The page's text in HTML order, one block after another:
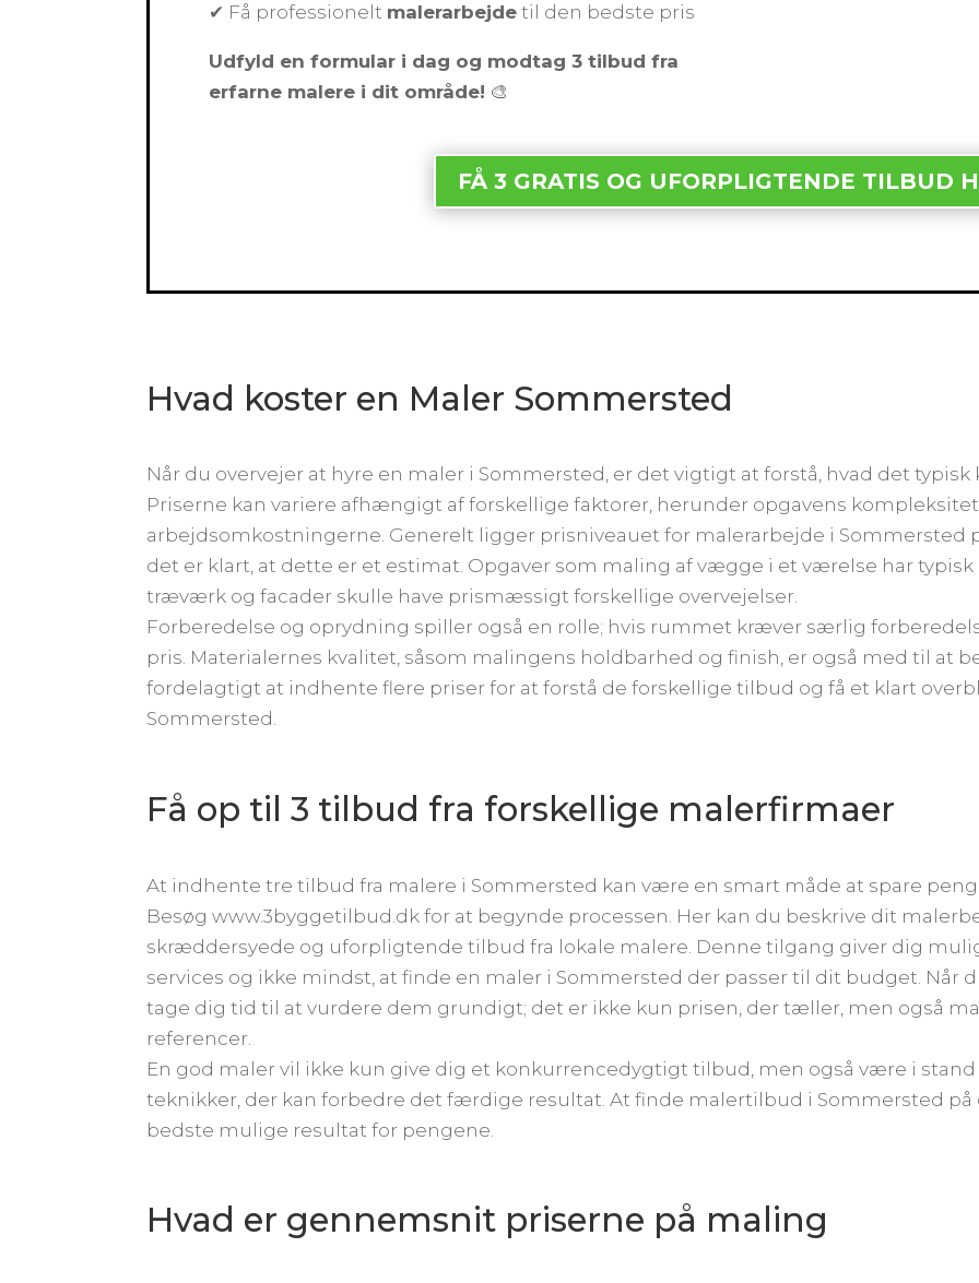
✔ Få professionelt malerarbejdetil den bedste pris
Udfyld en formular i dag og modtag 3 tilbud fra
erfarne malere i dit område! 🎨
FÅ 3 GRATIS OG UFORPLIGTENDE TILBUD
Hvad koster en Maler Sommersted
Når du overvejer at hyre en maler i Sommersted, er det vigtigt at forstå, hvad det typisk
Priserne kan variere afhængigt af forskellige faktorer, herunder opgavens
arbejdsomkostningerne. Generelt ligger prisniveauet for malerarbejde i Sommersted
det er klart, at dette er et estimat. Opgaver som maling af vægge i et værelse har typisk
træværk og facader skulle have prismæssigt forskellige overvejelser.
Forberedelse og oprydning spiller også en rolle; hvis rummet kræver særlig
pris. Materialernes kvalitet, såsom malingens holdbarhed og finish, er også med til at
fordelagtigt at indhente flere priser for at forstå de forskellige tilbud og få et klart
Sommersted.
Få op til 3 tilbud fra forskellige malerfirmaer
At indhente tre tilbud fra malere i Sommersted kan være en smart måde at spare
Besøg www.3byggetilbud.dk for at begynde processen. Her kan du beskrive dit
skræddersyede og uforpligtende tilbud fra lokale malere. Denne tilgang giver dig
services og ikke mindst, at finde en maler i Sommersted der passer til dit budget. Når
tage dig tid til at vurdere dem grundigt; det er ikke kun prisen, der tæller, men også
referencer.
En god maler vil ikke kun give dig et konkurrencedygtigt tilbud, men også være i
teknikker, der kan forbedre det færdige resultat. At finde malertilbud i Sommersted på
bedste mulige resultat for pengene.
Hvad er gennemsnit priserne på maling